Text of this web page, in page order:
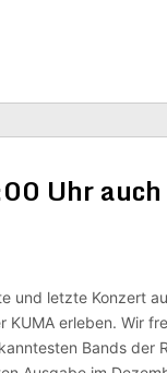
Uhr auch
und letzte Konzert
KUMA erleben. Wir
Bands der